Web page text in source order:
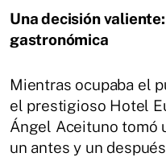
Una decisión
gastronómica
Mientras ocupaba el
el prestigioso Hotel
Ángel Aceituno tomó
un antes y un